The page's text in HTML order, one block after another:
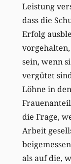
Leistung
dass die
Erfolg
sein, wenn
vergütet
Löhne in
die Frage,
Arbeit
als auf die,